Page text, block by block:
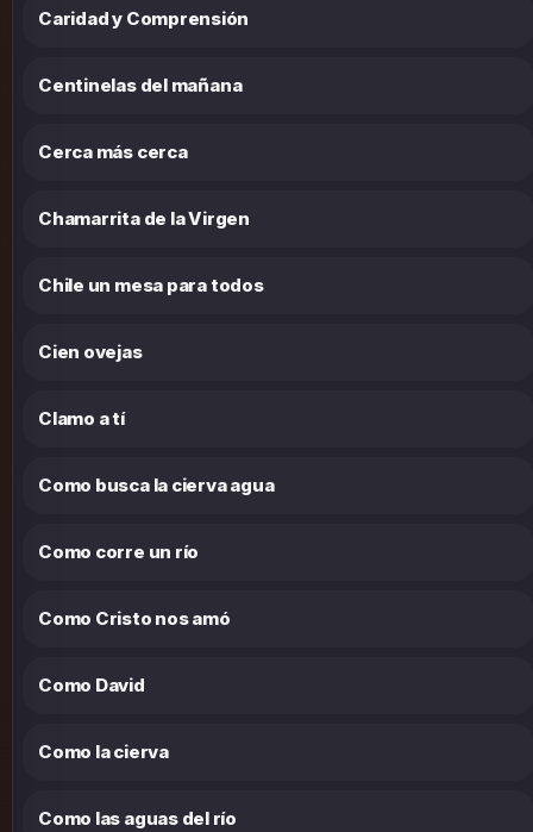
Caridad y Comprensión
Centinelas del mañana
Cerca más cerca
Chamarrita de la Virgen
Chile un mesa para todos
Cien ovejas
Clamo a tí
Como busca la cierva agua
Como corre un río
Como Cristo nos amó
Como David
Como la cierva
Como las aguas del río